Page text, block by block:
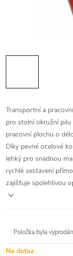
Transportní a
pro stolní okružní pilu
pracovní plochu o
Díky pevné ocelové
lehký pro snadnou
rychlé sestavení
zajišťuje spolehlivou
Položka byla
Na dotaz